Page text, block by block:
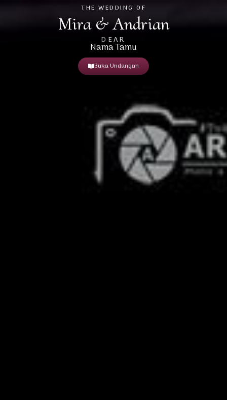
THE WEDDING OF
Mira & Andrian
DEAR
Nama Tamu
Buka Undangan